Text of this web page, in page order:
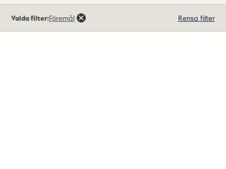
träffar
Valda filter:Föremål Rensa filter